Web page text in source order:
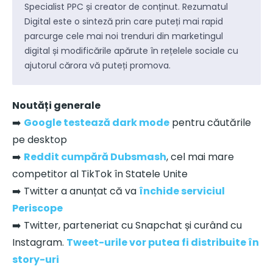
Specialist PPC și creator de conținut. Rezumatul
Digital este o sinteză prin care puteți mai rapid
parcurge cele mai noi trenduri din marketingul
digital și modificările apărute în rețelele sociale cu
ajutorul cărora vă puteți promova.
Noutăți generale
➡️ Google testează dark mode pentru căutările
pe desktop
➡️ Reddit cumpără Dubsmash, cel mai mare
competitor al TikTok în Statele Unite
➡️ Twitter a anunțat că va închide serviciul
Periscope
➡️ Twitter, parteneriat cu Snapchat și curând cu
Instagram. Tweet-urile vor putea fi distribuite în
story-uri